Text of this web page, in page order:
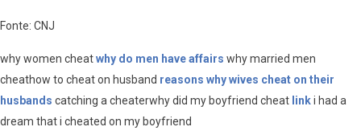
Fonte: CNJ
why women cheatwhy do men have affairs why married men
cheathow to cheat on husband reasons why wives cheat on their
husbands catching a cheaterwhy did my boyfriend cheat linki had a
dream that i cheated on my boyfriend